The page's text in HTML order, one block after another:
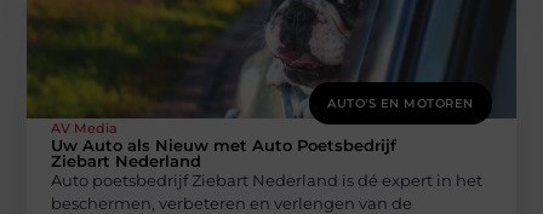
AUTO'S EN MOTOREN
AV Media
Uw Auto als Nieuw met Auto Poetsbedrijf
Ziebart Nederland
Auto poetsbedrijf Ziebart Nederland is dé expert in het
beschermen, verbeteren en verlengen van de